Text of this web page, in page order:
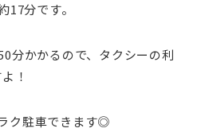
17分です。
分かかるので、タクシーの利
！
ク駐車できます◎